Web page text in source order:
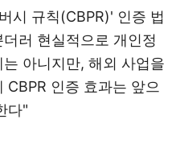
시 규칙(CBPR)' 인증 법
러 현실적으로 개인정
아니지만, 해외 사업을
인증 효과는 앞으
다"